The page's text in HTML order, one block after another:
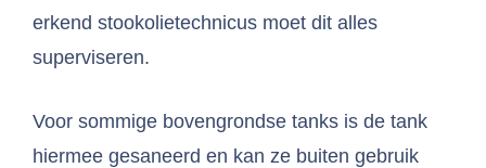
erkend stookolietechnicus moet dit alles
superviseren.
Voor sommige bovengrondse tanks is de tank
hiermee gesaneerd en kan ze buiten gebruik